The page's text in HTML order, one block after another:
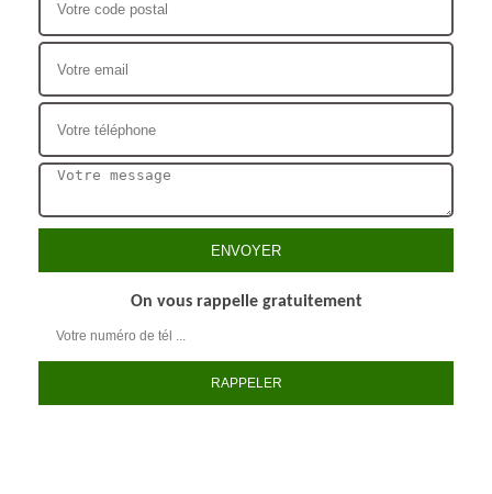
On vous rappelle gratuitement